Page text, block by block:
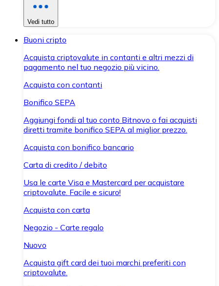
Vedi tutto
Buoni cripto
Acquista criptovalute in contanti e altri mezzi di
pagamento nel tuo negozio più vicino.
Acquista con contanti
Bonifico SEPA
Aggiungi fondi al tuo conto Bitnovo o fai acquisti
diretti tramite bonifico SEPA al miglior prezzo.
Acquista con bonifico bancario
Carta di credito / debito
Usa le carte Visa e Mastercard per acquistare
criptovalute. Facile e sicuro!
Acquista con carta
Negozio - Carte regalo
Nuovo
Acquista gift card dei tuoi marchi preferiti con
criptovalute.